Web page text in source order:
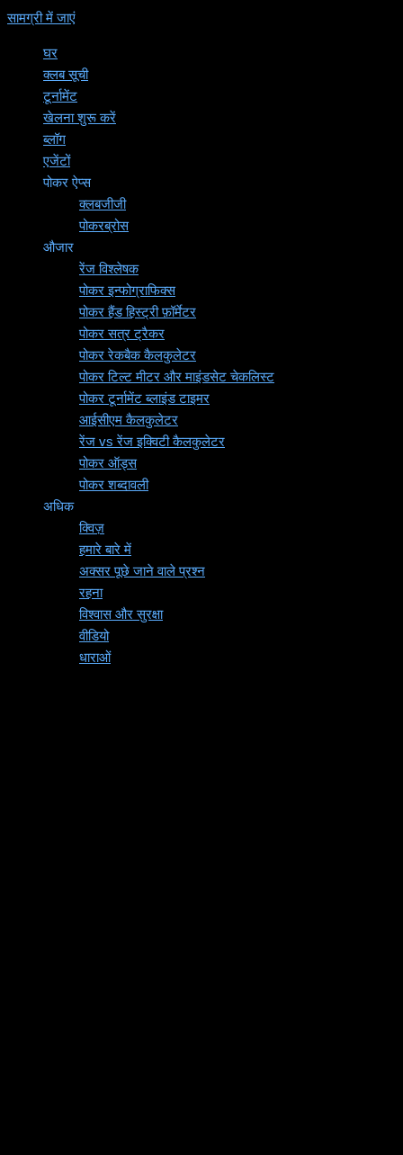
सामग्री में जाएं
घर
क्लब सूची
टूर्नामेंट
खेलना शुरू करें
ब्लॉग
एजेंटों
पोकर ऐप्स
क्लबजीजी
पोकरब्रोस
औजार
रेंज विश्लेषक
पोकर इन्फोग्राफिक्स
पोकर हैंड हिस्ट्री फ़ॉर्मेटर
पोकर सत्र ट्रैकर
पोकर रेकबैक कैलकुलेटर
पोकर टिल्ट मीटर और माइंडसेट चेकलिस्ट
पोकर टूर्नामेंट ब्लाइंड टाइमर
आईसीएम कैलकुलेटर
रेंज vs रेंज इक्विटी कैलकुलेटर
पोकर ऑड्स
पोकर शब्दावली
अधिक
क्विज़
हमारे बारे में
अक्सर पूछे जाने वाले प्रश्न
रहना
विश्वास और सुरक्षा
वीडियो
धाराओं